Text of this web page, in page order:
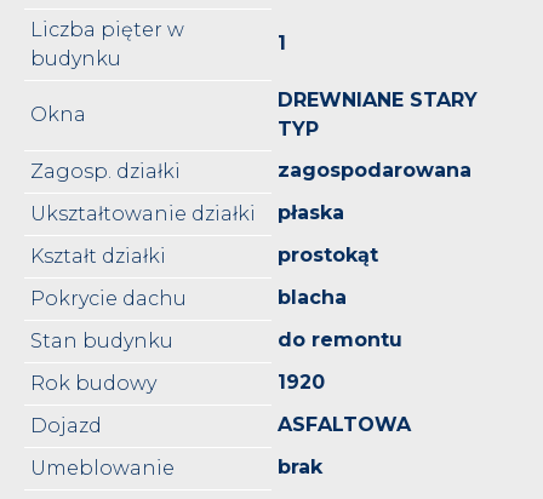
Liczba pięter w
budynku
1
Okna
DREWNIANE STARY
TYP
Zagosp. działki
zagospodarowana
Ukształtowanie działki
płaska
Kształt działki
prostokąt
Pokrycie dachu
blacha
Stan budynku
do remontu
Rok budowy
1920
Dojazd
ASFALTOWA
Umeblowanie
brak